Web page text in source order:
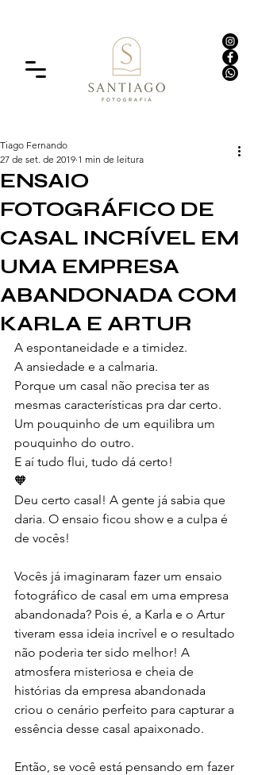
ENSAIO
FOTOGRÁFICO DE
CASAL INCRÍVEL EM
UMA EMPRESA
ABANDONADA COM
KARLA E ARTUR
Tiago Fernando
27 de set. de 2019 1 min de leitura
A espontaneidade e a timidez.
A ansiedade e a calmaria.
Porque um casal não precisa ter as
mesmas características pra dar certo.
Um pouquinho de um equilibra um
pouquinho do outro.
E aí tudo flui, tudo dá certo!
🧡
Deu certo casal! A gente já sabia que
daria. O ensaio ficou show e a culpa é
de vocês!
Vocês já imaginaram fazer um ensaio
fotográfico de casal em uma empresa
abandonada? Pois é, a Karla e o Artur
tiveram essa ideia incrível e o resultado
não poderia ter sido melhor! A
atmosfera misteriosa e cheia de
histórias da empresa abandonada
criou o cenário perfeito para capturar a
essência desse casal apaixonado.
Então, se você está pensando em fazer